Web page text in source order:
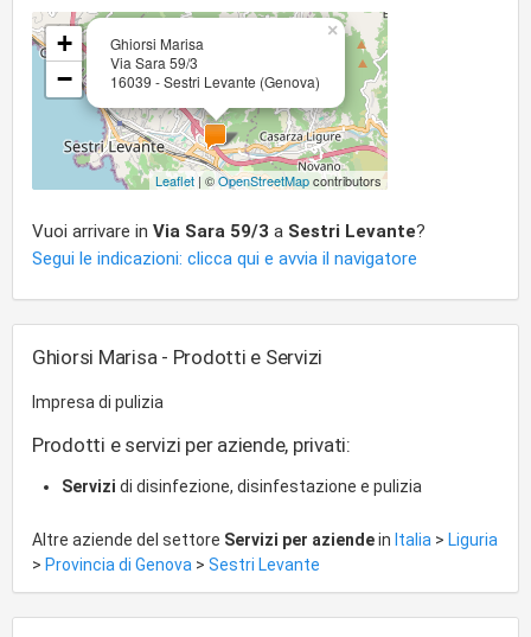
Ghiorsi Marisa
Via Sara 59/3
16039 - Sestri Levante (Genova)
×
+
−
Leaflet | ©OpenStreetMapcontributors
Vuoi arrivare in Via Sara 59/3 a Sestri Levante?
Segui le indicazioni: clicca qui e avvia il navigatore
Ghiorsi Marisa - Prodotti e Servizi
Impresa di pulizia
Prodotti e servizi per aziende, privati:
Servizi di disinfezione, disinfestazione e pulizia
Altre aziende del settore Servizi per aziendein Italia > Liguria
> Provincia di Genova > Sestri Levante